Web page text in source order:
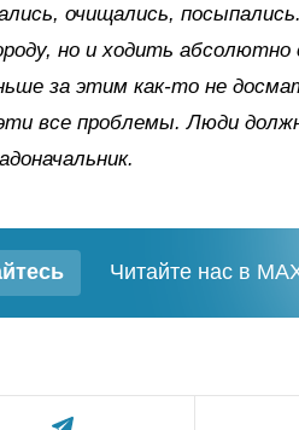
очищались,
но и ходить абсолютно
за этим как-то не
все проблемы. Люди
Читайте нас в